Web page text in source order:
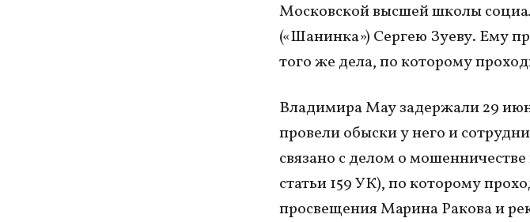
Московской высшей школы
(«Шанинка») Сергею Зуеву. Ему
того же дела, по которому
Владимира Мау задержали 29
провели обыски у него и
связано с делом о
статьи 159 УК), по которому
просвещения Марина Ракова и